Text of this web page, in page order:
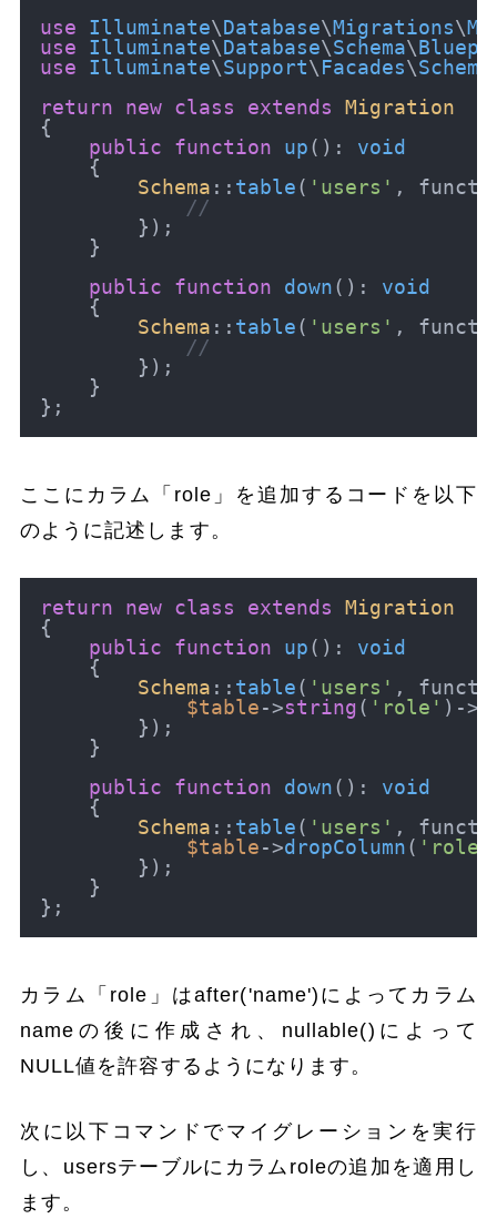
use
Illuminate\Database\Migrations\
use
Illuminate\Database\Schema\
use
Illuminate\Support\ Facades\Schema
return
new class extends
Migration
{
public
function up( ): void
{
Schema :: table( 'users' ,
//
        });
    }
public
function down( ): void
{
Schema :: table( 'users' ,
//
        });
    }
ここにカラム「role」を追加するコードを以下
のように記述します。
return new class extends
Migration
{
public
function up( ): void
{
Schema :: table( 'users' ,
$table->string( 'role' )->
        });
    }
public
function down( ): void
{
Schema :: table( 'users' ,
$table->dropColumn( 'role'
        });
    }
カラム「role」はafter('name')によってカラム
nameの後に作成され、nullable()によって
NULL値を許容するようになります。
次に以下コマンドでマイグレーションを実行
し、usersテーブルにカラムroleの追加を適用し
ます。